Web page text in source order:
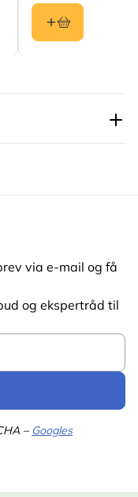
via e-mail og få
og ekspertråd til
– Googles